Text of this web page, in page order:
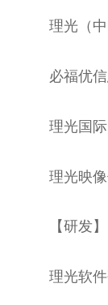
理光（
必福优
理光国
理光映
【研发】
理光软